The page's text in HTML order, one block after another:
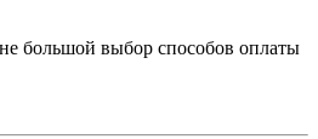
большой выбор способов оплаты